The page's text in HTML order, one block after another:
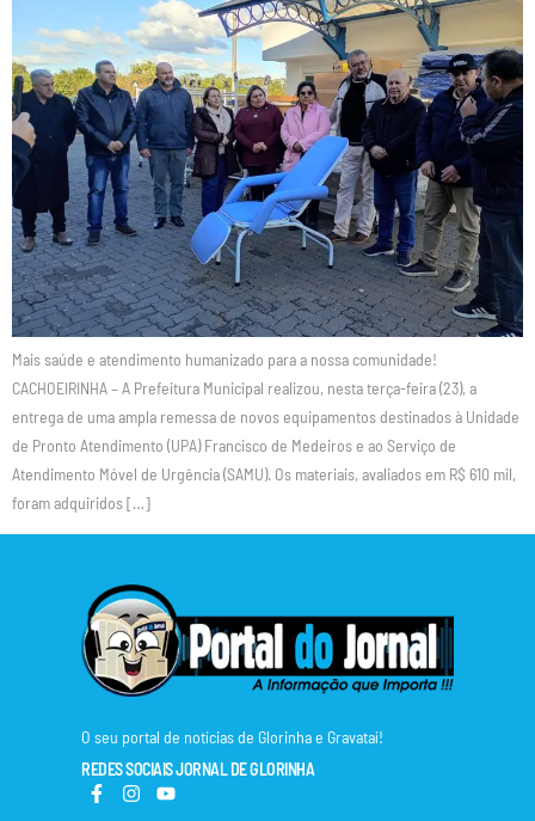
Mais saúde e atendimento humanizado para a nossa comunidade!
CACHOEIRINHA – A Prefeitura Municipal realizou, nesta terça-feira (23), a
entrega de uma ampla remessa de novos equipamentos destinados à Unidade
de Pronto Atendimento (UPA) Francisco de Medeiros e ao Serviço de
Atendimento Móvel de Urgência (SAMU). Os materiais, avaliados em R$ 610 mil,
foram adquiridos […]
O seu portal de notícias de Glorinha e Gravataí!
REDES SOCIAIS JORNAL DE GLORINHA